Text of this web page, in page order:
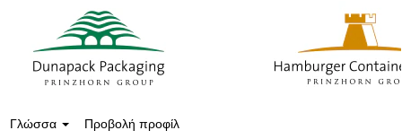
Γλώσσα Προβολή προφίλ